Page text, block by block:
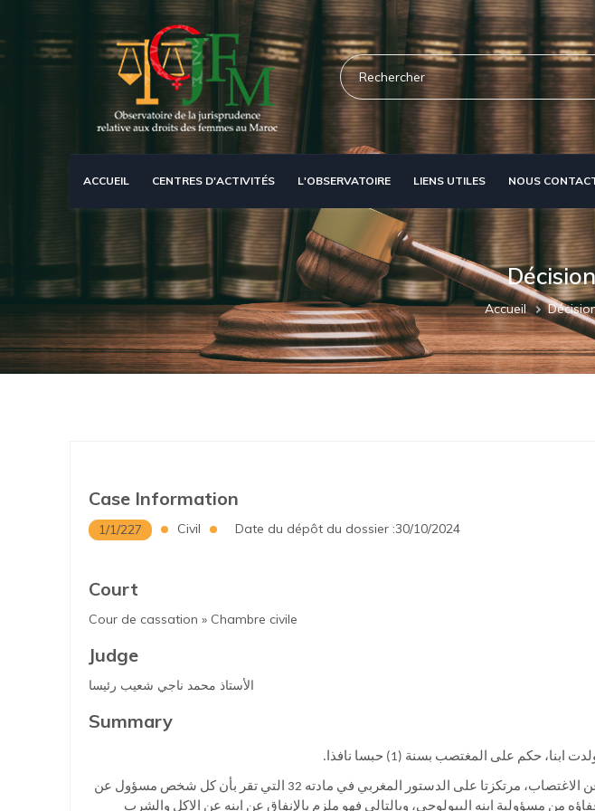
contenu
principal
Rechercher
ACCUEIL CENTRES D'ACTIVITÉS L'OBSERVATOIRE LIENS UTILES NOUS
Fil
d'Ariane
Accueil
Case Information
1/1/227 Civil Date du dépôt du dossier :30/10/2024
Court
Cour de cassation » Chambre civile
Judge
الأستاذ محمد ناجي شعيب رئيسا
Summary
حكم على المغتصب بسنة (1) حبسا نافذا.
تقدمت الفتاة بطلب تعويضا شهريا بمثابة نفقة لفائدة الولد الناتج عن الاغتصاب، مرتكزتا على الدستور المغربي في مادته 32 التي تقر بأن كل شخص مسؤول عن
من مسؤولية ابنه البيولوجي، وبالتالي فهو ملزم بالإنفاق عن ابنه عن الاكل والشرب